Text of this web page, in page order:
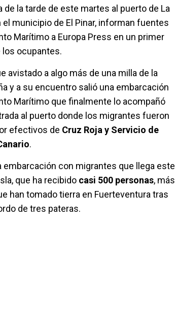
de la tarde de este martes al puerto de La
el municipio de El Pinar, informan fuentes
Marítimo a Europa Press en un primer
ocupantes.
avistado a algo más de una milla de la
y a su encuentro salió una embarcación
Marítimo que finalmente lo acompañó
al puerto donde los migrantes fueron
efectivos de Cruz Roja y Servicio de
.
embarcación con migrantes que llega este
que ha recibido casi 500 personas, más
han tomado tierra en Fuerteventura tras
de tres pateras.